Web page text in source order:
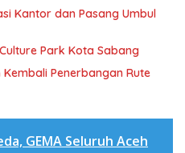
Kantor dan Pasang Umbul
Park Kota Sabang
Penerbangan Rute
GEMA Seluruh Aceh